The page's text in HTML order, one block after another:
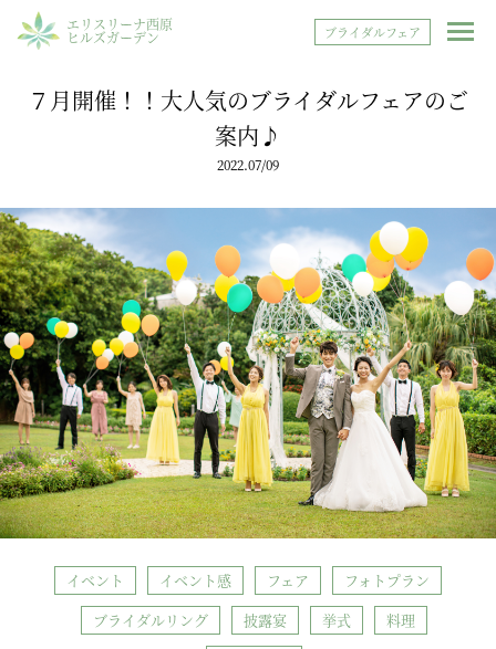
エリスリーナ西原
ヒルズガーデン ブライダルフェア
７月開催！！大人気のブライダルフェアのご
案内♪
2022.07/09
イベント イベント感 フェア
フォトプラン
ブライダルリング
披露宴 挙式
料理